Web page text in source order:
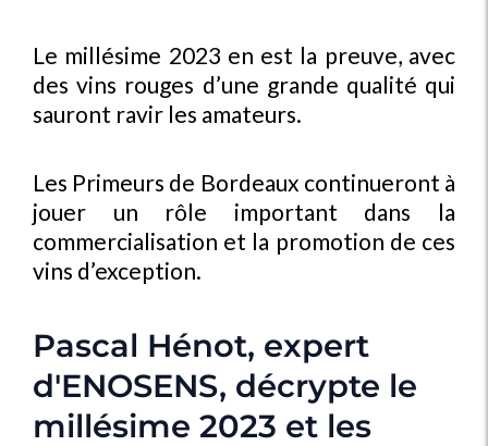
Le millésime 2023 en est la preuve, avec
des vins rouges d’une grande qualité qui
sauront ravir les amateurs.
Les Primeurs de Bordeaux continueront à
jouer un rôle important dans la
commercialisation et la promotion de ces
vins d’exception.
Pascal Hénot, expert
d'ENOSENS, décrypte le
millésime 2023 et les